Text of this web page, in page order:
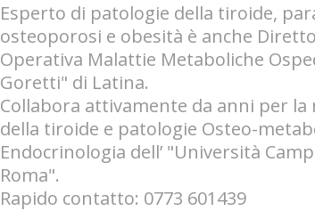
Esperto di patologie della tiroide,
osteoporosi e obesità è anche
Operativa Malattie Metaboliche
Goretti" di Latina.
Collabora attivamente da anni per la
della tiroide e patologie Osteo-
Endocrinologia dell’ "Università
Roma".
Rapido contatto: 0773 601439